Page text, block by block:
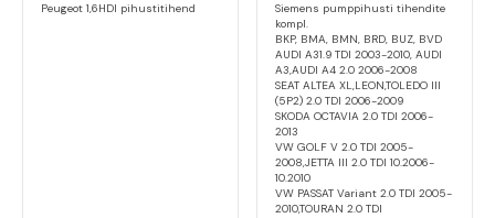
Peugeot 1,6HDI pihustitihend
Siemens pumppihusti tihendite
kompl.
BKP, BMA, BMN, BRD, BUZ, BVD
AUDI A31.9 TDI 2003-2010, AUDI
A3,AUDI A4 2.0 2006-2008
SEAT ALTEA XL,LEON,TOLEDO III
(5P2) 2.0 TDI 2006-2009
SKODA OCTAVIA 2.0 TDI 2006-
2013
VW GOLF V 2.0 TDI 2005-
2008,JETTA III 2.0 TDI 10.2006-
10.2010
VW PASSAT Variant 2.0 TDI 2005-
2010,TOURAN 2.0 TDI